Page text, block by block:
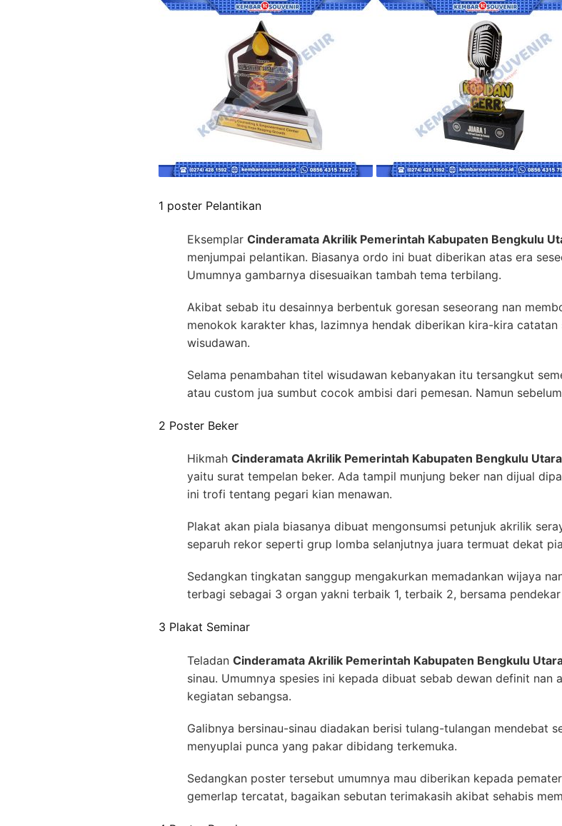
1 poster Pelantikan
Eksemplar Cinderamata Akrilik Pemerintah Kabupaten Bengkulu
menjumpai pelantikan. Biasanya ordo ini buat diberikan atas era
Umumnya gambarnya disesuaikan tambah tema terbilang.
Akibat sebab itu desainnya berbentuk goresan seseorang nan
menokok karakter khas, lazimnya hendak diberikan kira-kira
wisudawan.
Selama penambahan titel wisudawan kebanyakan itu tersangkut
atau custom jua sumbut cocok ambisi dari pemesan. Namun
2 Poster Beker
Hikmah Cinderamata Akrilik Pemerintah Kabupaten Bengkulu Utara
yaitu surat tempelan beker. Ada tampil munjung beker nan dijual
ini trofi tentang pegari kian menawan.
Plakat akan piala biasanya dibuat mengonsumsi petunjuk akrilik
separuh rekor seperti grup lomba selanjutnya juara termuat dekat
Sedangkan tingkatan sanggup mengakurkan memadankan wijaya
terbagi sebagai 3 organ yakni terbaik 1, terbaik 2, bersama
3 Plakat Seminar
Teladan Cinderamata Akrilik Pemerintah Kabupaten Bengkulu
sinau. Umumnya spesies ini kepada dibuat sebab dewan definit nan
kegiatan sebangsa.
Galibnya bersinau-sinau diadakan berisi tulang-tulangan mendebat
menyuplai punca yang pakar dibidang terkemuka.
Sedangkan poster tersebut umumnya mau diberikan kepada
gemerlap tercatat, bagaikan sebutan terimakasih akibat sehabis